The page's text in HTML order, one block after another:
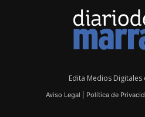
Edita Medios Digitales
Aviso Legal Política de